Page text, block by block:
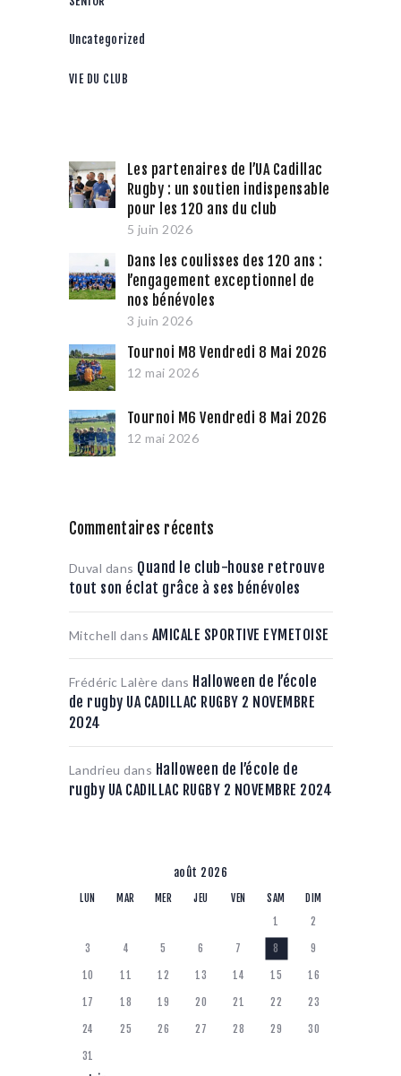
Uncategorized
VIE DU CLUB
Les partenaires de l’UA Cadillac
Rugby : un soutien indispensable
pour les 120 ans du club
5 juin 2026
Dans les coulisses des 120 ans :
l’engagement exceptionnel de
nos bénévoles
3 juin 2026
Tournoi M8 Vendredi 8 Mai 2026
12 mai 2026
Tournoi M6 Vendredi 8 Mai 2026
12 mai 2026
Commentaires récents
Duval dans Quand le club-house retrouve
tout son éclat grâce à ses bénévoles
Mitchell dans AMICALE SPORTIVE EYMETOISE
Frédéric Lalère dans Halloween de l’école
de rugby UA CADILLAC RUGBY 2 NOVEMBRE
2024
Landrieu dans Halloween de l’école de
rugby UA CADILLAC RUGBY 2 NOVEMBRE 2024
août 2026
LUN MAR MER JEU VEN SAM
DIM
1
2
3 4 5 6 7 8 9
10 11 12 13 14 15 16
17 18 19 20 21 22 23
24 25 26 27 28 29 30
31